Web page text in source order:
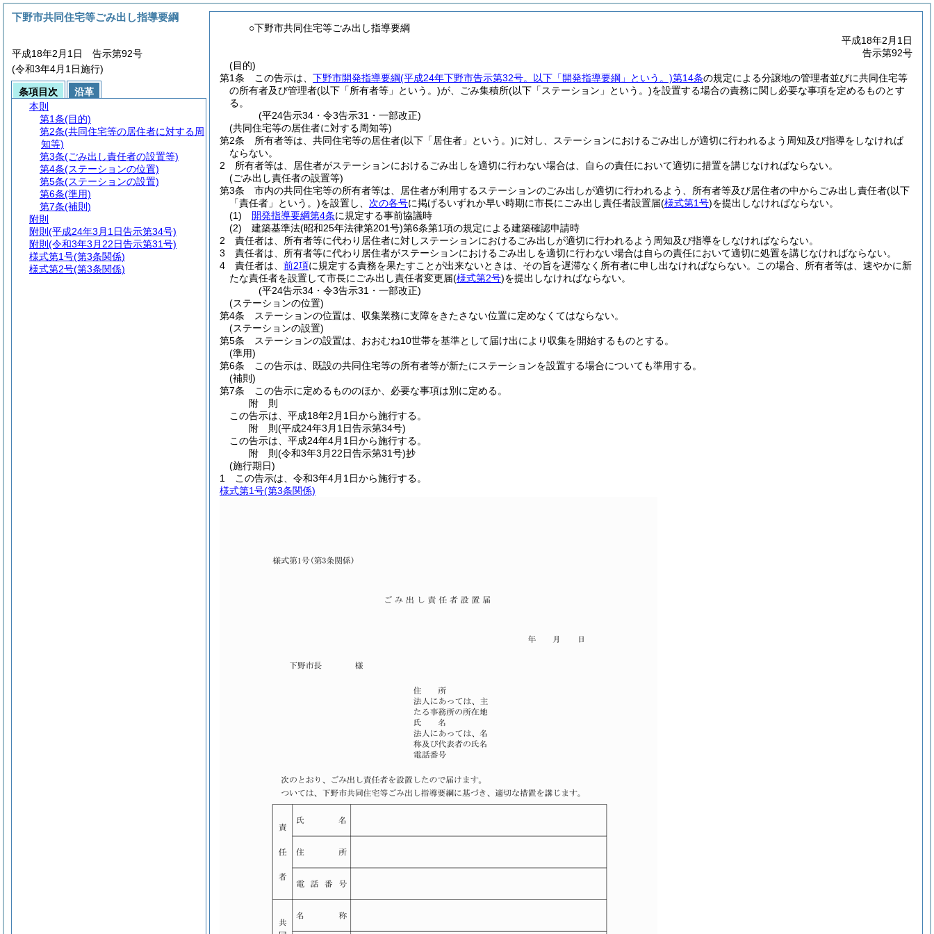
○下野市共同住宅等ごみ出し指導要綱
平成18年2月1日
告示第92号
(目的)
第1条
この告示は、 下野市開発指導要綱(平成24年下野市告示第32号。以下「開発指導要綱」という。)第14条の規定による分譲地の管理者並びに共同住宅等
の所有者及び管理者(以下「所有者等」という。)が、ごみ集積所(以下「ステーション」という。)を設置する場合の責務に関し必要な事項を定めるものとす
る。
(平24告示34・令3告示31・一部改正)
(共同住宅等の居住者に対する周知等)
第2条
所有者等は、共同住宅等の居住者(以下「居住者」という。)に対し、ステーションにおけるごみ出しが適切に行われるよう周知及び指導をしなければ
ならない。
2
所有者等は、居住者がステーションにおけるごみ出しを適切に行わない場合は、自らの責任において適切に措置を講じなければならない。
(ごみ出し責任者の設置等)
第3条
市内の共同住宅等の所有者等は、居住者が利用するステーションのごみ出しが適切に行われるよう、所有者等及び居住者の中からごみ出し責任者(以下
「責任者」という。)を設置し、 次の各号に掲げるいずれか早い時期に市長にごみ出し責任者設置届(様式第1号)を提出しなければならない。
(1)
開発指導要綱第4条に規定する事前協議時
(2)
建築基準法(昭和25年法律第201号)第6条第1項の規定による建築確認申請時
2
責任者は、所有者等に代わり居住者に対しステーションにおけるごみ出しが適切に行われるよう周知及び指導をしなければならない。
3
責任者は、所有者等に代わり居住者がステーションにおけるごみ出しを適切に行わない場合は自らの責任において適切に処置を講じなければならない。
4
責任者は、 前2項に規定する責務を果たすことが出来ないときは、その旨を遅滞なく所有者に申し出なければならない。
この場合、所有者等は、速やかに新
たな責任者を設置して市長にごみ出し責任者変更届(様式第2号)を提出しなければならない。
(平24告示34・令3告示31・一部改正)
(ステーションの位置)
第4条
ステーションの位置は、収集業務に支障をきたさない位置に定めなくてはならない。
(ステーションの設置)
第5条
ステーションの設置は、おおむね10世帯を基準として届け出により収集を開始するものとする。
(準用)
第6条
この告示は、既設の共同住宅等の所有者等が新たにステーションを設置する場合についても準用する。
(補則)
第7条
この告示に定めるもののほか、必要な事項は別に定める。
附 則
この告示は、平成18年2月1日から施行する。
附 則(平成24年3月1日告示第34号)
この告示は、平成24年4月1日から施行する。
附 則(令和3年3月22日告示第31号)抄
(施行期日)
1
この告示は、令和3年4月1日から施行する。
様式第1号(第3条関係)
下野市共同住宅等ごみ出し指導要綱
平成18年2月1日 告示第92号
(令和3年4月1日施行)
条項目次
沿革
本則
第1条(目的)
第2条(共同住宅等の居住者に対する周
知等)
第3条(ごみ出し責任者の設置等)
第4条(ステーションの位置)
第5条(ステーションの設置)
第6条(準用)
第7条(補則)
附則
附則 (平成24年3月1日告示第34号)
附則 (令和3年3月22日告示第31号)
様式第1号(第3条関係)
様式第2号(第3条関係)